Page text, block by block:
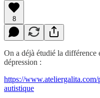
8
On a déjà étudié la différence
dépression :
https://
autistique